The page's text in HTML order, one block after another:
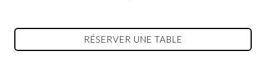
RÉSERVER UNE TABLE